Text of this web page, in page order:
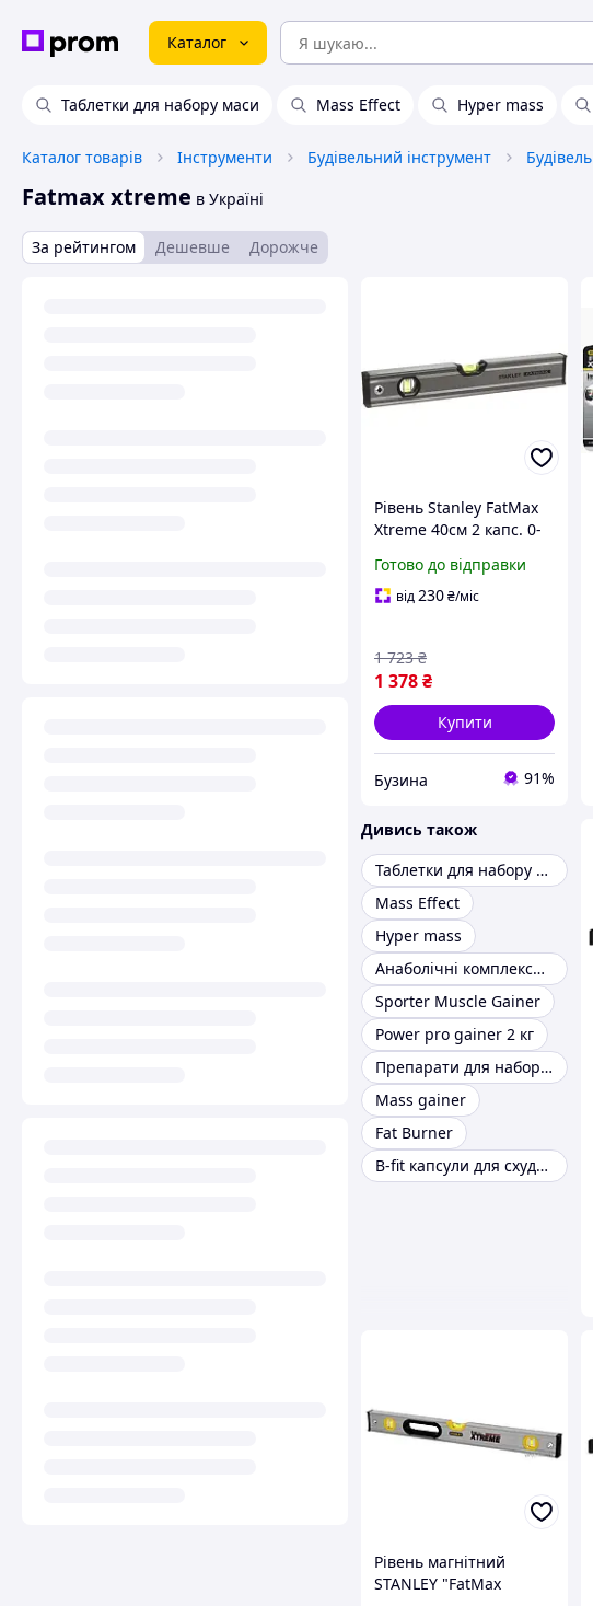
Каталог
Таблетки для набору маси Mass Effect Hyper mass
Каталог товарів Інструменти Будівельний інструмент
Fatmax xtreme в Україні
За рейтингом Дешевше Дорожче
Рівень Stanley FatMax
Xtreme 40см 2 капс. 0-
Готово до відправки
від230₴/міс
1 378₴
1 723 ₴
Купити
Бузина 91%
Дивись також
Таблетки для набору маси
Mass Effect
Hyper mass
Анаболічні комплекси для набору маси
Sporter Muscle Gainer
Power pro gainer 2 кг
Препарати для набору ваги
Mass gainer
Fat Burner
B-fit капсули для схуднення
Рівень магнітний
STANLEY "FatMax